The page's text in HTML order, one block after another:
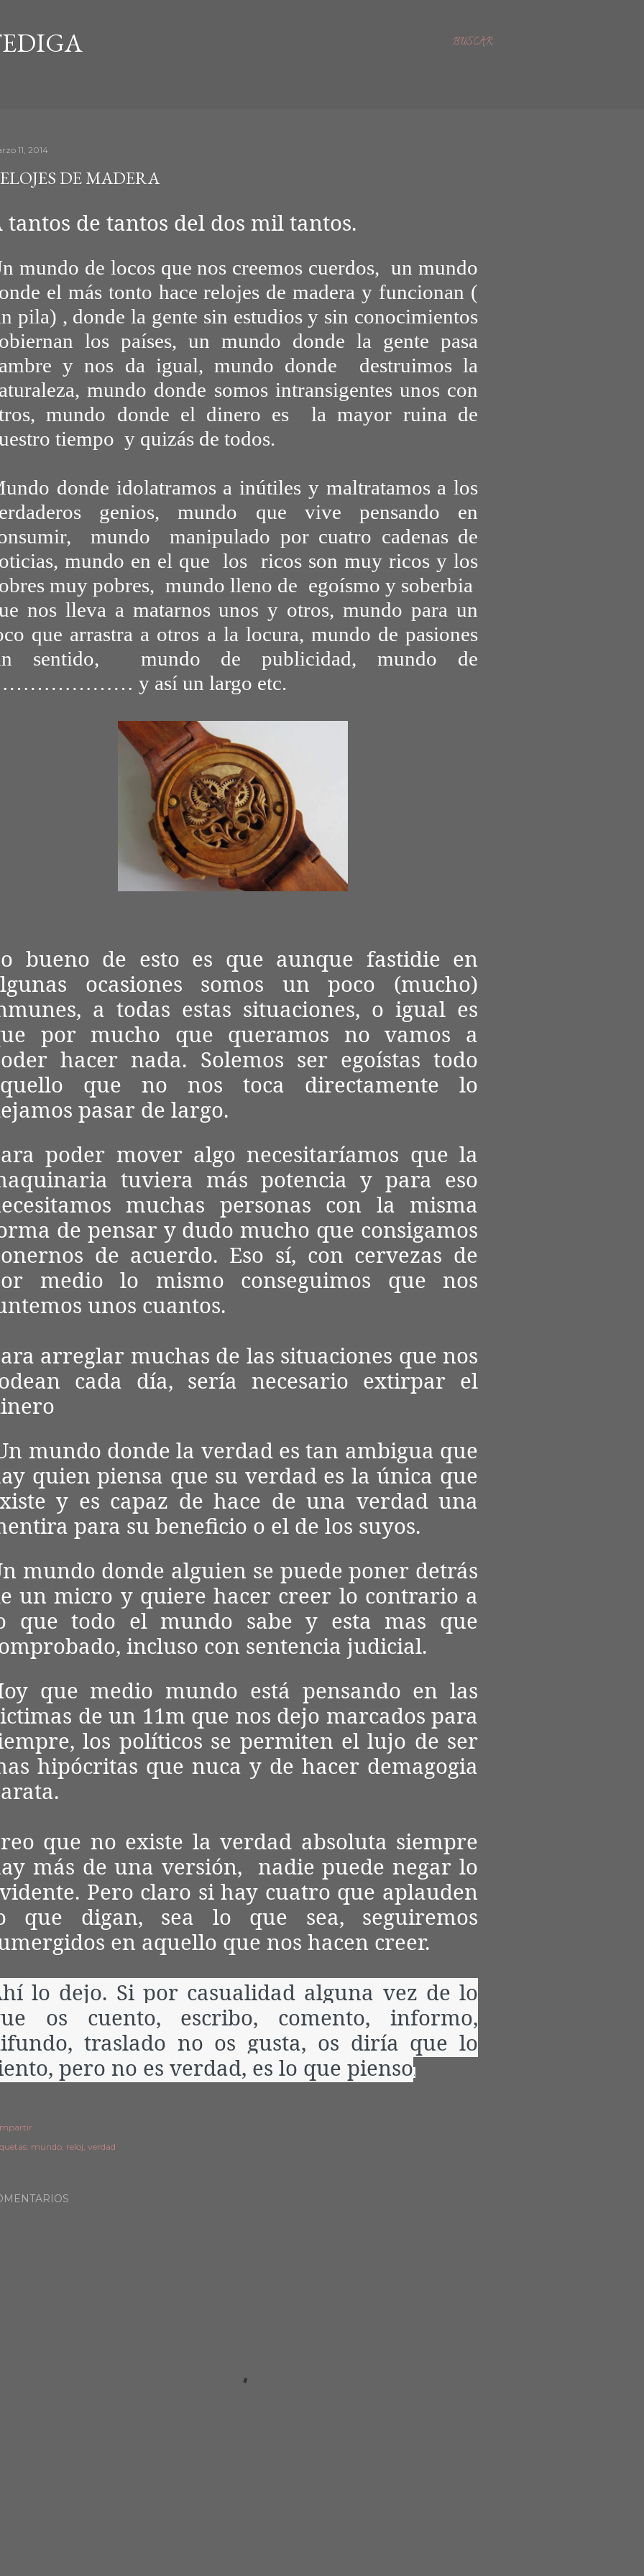
BUSCAR
11, 2014
DE MADERA
tantos de tantos del dos mil tantos.
mundo de locos que nos creemos cuerdos, un mundo
el más tonto hace relojes de madera y funcionan (
pila) , donde la gente sin estudios y sin conocimientos
los países, un mundo donde la gente pasa
y nos da igual, mundo donde destruimos la
mundo donde somos intransigentes unos con
mundo donde el dinero es la mayor ruina de
tiempo y quizás de todos.
undo donde idolatramos a inútiles y maltratamos a los
genios, mundo que vive pensando en
mundo manipulado por cuatro cadenas de
mundo en el que los ricos son muy ricos y los
muy pobres, mundo lleno de egoísmo y soberbia
nos lleva a matarnos unos y otros, mundo para un
que arrastra a otros a la locura, mundo de pasiones
sentido, mundo de publicidad, mundo de
y así un largo etc.
bueno de esto es que aunque fastidie en
ocasiones somos un poco (mucho)
a todas estas situaciones, o igual es
por mucho que queramos no vamos a
hacer nada. Solemos ser egoístas todo
que no nos toca directamente lo
pasar de largo.
poder mover algo necesitaríamos que la
tuviera más potencia y para eso
muchas personas con la misma
de pensar y dudo mucho que consigamos
de acuerdo. Eso sí, con cervezas de
medio lo mismo conseguimos que nos
unos cuantos.
arreglar muchas de las situaciones que nos
cada día, sería necesario extirpar el
mundo donde la verdad es tan ambigua que
quien piensa que su verdad es la única que
y es capaz de hace de una verdad una
para su beneficio o el de los suyos.
mundo donde alguien se puede poner detrás
un micro y quiere hacer creer lo contrario a
que todo el mundo sabe y esta mas que
incluso con sentencia judicial.
que medio mundo está pensando en las
de un 11m que nos dejo marcados para
los políticos se permiten el lujo de ser
hipócritas que nuca y de hacer demagogia
que no existe la verdad absoluta siempre
más de una versión, nadie puede negar lo
Pero claro si hay cuatro que aplauden
que digan, sea lo que sea, seguiremos
en aquello que nos hacen creer.
lo dejo. Si por casualidad alguna vez de lo
os cuento, escribo, comento, informo,
traslado no os gusta, os diría que lo
pero no es verdad, es lo que pienso.
mundo reloj verdad